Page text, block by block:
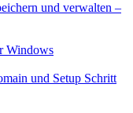
und verwalten –
Windows
und Setup Schritt